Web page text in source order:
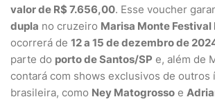
valor de R$ 7.656,00. Esse voucher
dupla no cruzeiro Marisa Monte
ocorrerá de 12 a 15 de dezembro de
parte do porto de Santos/SP e, além de
contará com shows exclusivos de outros
brasileira, como Ney Matogrosso e